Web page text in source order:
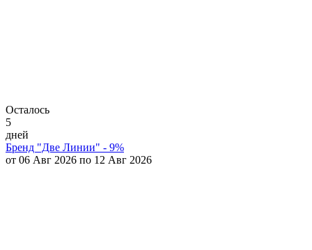
Осталось
5
дней
Бренд "Две Линии" - 9%
от 06 Авг 2026 по 12 Авг 2026